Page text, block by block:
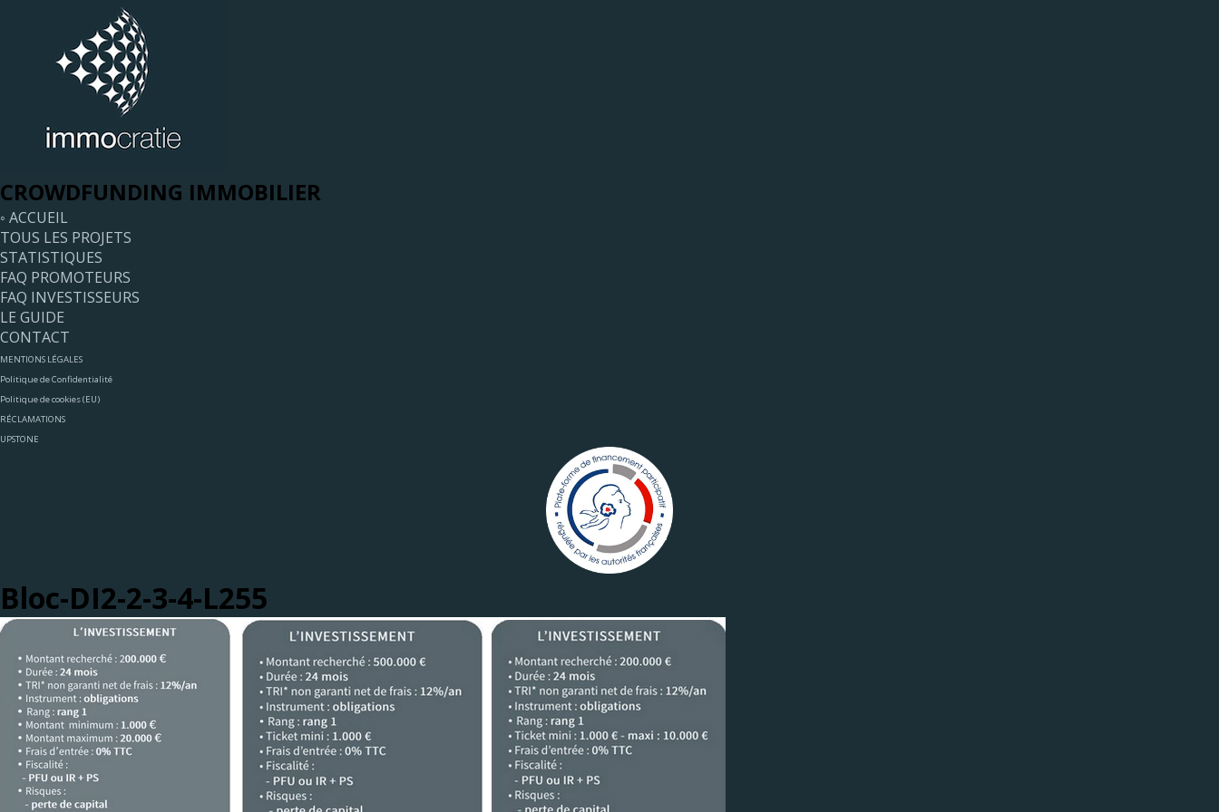
CROWDFUNDING IMMOBILIER
◦ ACCUEIL
TOUS LES PROJETS
STATISTIQUES
FAQ PROMOTEURS
FAQ INVESTISSEURS
LE GUIDE
CONTACT
MENTIONS LÉGALES
Politique de Confidentialité
Politique de cookies (EU)
RÉCLAMATIONS
UPSTONE
Bloc-DI2-2-3-4-L255